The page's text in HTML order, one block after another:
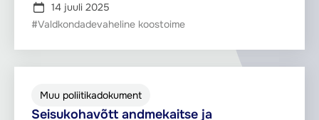
14 juuli 2025
#Valdkondadevaheline koostoime
Seisukohavõtt andmekaitse ja
Muu poliitikadokument